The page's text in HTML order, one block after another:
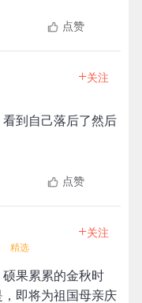
点赞
+关注
到自己落后了然后
点赞
精选
+关注
果累累的金秋时
即将为祖国母亲庆